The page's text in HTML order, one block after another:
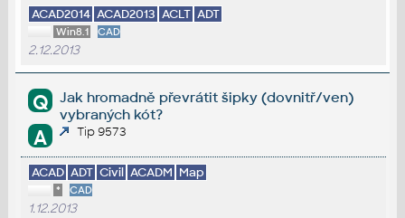
ACAD2014 ACAD2013 ACLT ADT
Win8.1 CAD
2.12.2013
Q
Jak hromadně převrátit šipky (dovnitř/ven)
vybraných kót?
A Tip 9573
ACAD ADT Civil ACADM Map
* CAD
1.12.2013